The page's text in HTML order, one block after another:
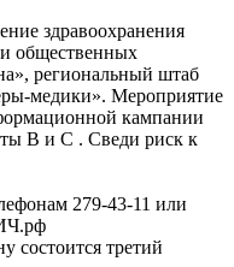
здравоохранения
общественных
региональный штаб
медики». Мероприятие
кампании
B и C . Сведи риск к
279-43-11 или